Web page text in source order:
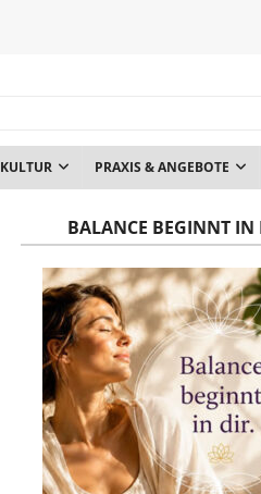
KULTUR PRAXIS & ANGEBOTE
BALANCE BEGINNT IN